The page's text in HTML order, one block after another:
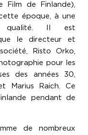
Film de Finlande),
époque, à une
qualité. Il est
le directeur et
Risto Orko,
pour les
des années 30,
Marius Raich. Ce
pendant de
de nombreux